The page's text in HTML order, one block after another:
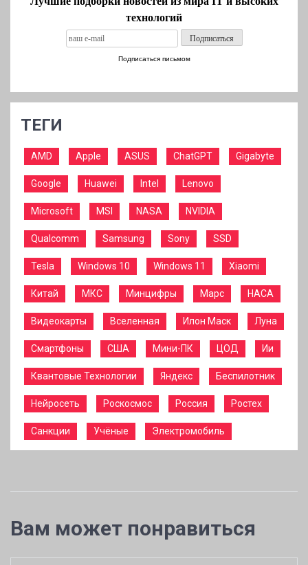
технологий
Подписаться письмом
ТЕГИ
AMD Apple ASUS ChatGPT Gigabyte
Google Huawei Intel Lenovo
Microsoft MSI NASA NVIDIA
Qualcomm Samsung Sony SSD
Tesla Windows 10 Windows 11 Xiaomi
Китай МКС Минцифры Марс НАСА
Видеокарты Вселенная Илон Маск Луна
Смартфоны США Мини-ПК ЦОД Ии
Квантовые Технологии Яндекс Беспилотник
Нейросеть Роскосмос Россия Ростех
Санкции Учёные Электромобиль
Вам может понравиться